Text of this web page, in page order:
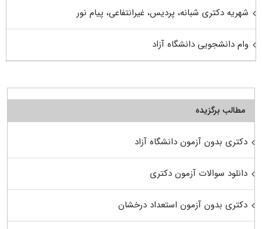
شهریه دکتری شبانه، پردیس، غیرانتفاعی، پیام نور
وام دانشجویی دانشگاه آزاد
مطالب برگزیده
دکتری بدون آزمون دانشگاه آزاد
دانلود سوالات آزمون دکتری
دکتری بدون آزمون استعداد درخشان